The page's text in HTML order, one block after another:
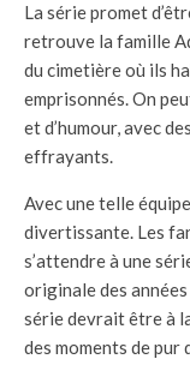
La série promet
retrouve la famille
du cimetière où ils
emprisonnés. On
et d’humour, avec
effrayants.
Avec une telle
divertissante. Les
s’attendre à une
originale des
série devrait être à
des moments de